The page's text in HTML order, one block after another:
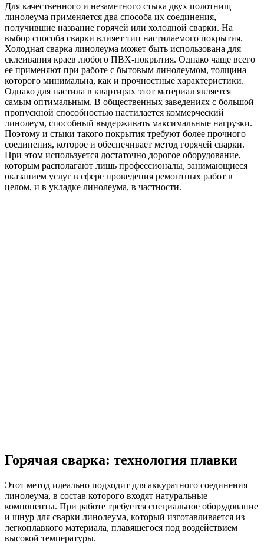
Для качественного и незаметного стыка двух полотнищ
линолеума применяется два способа их соединения,
получившие название горячей или холодной сварки. На
выбор способа сварки влияет тип настилаемого покрытия.
Холодная сварка линолеума может быть использована для
склеивания краев любого ПВХ-покрытия. Однако чаще всего
ее применяют при работе с бытовым линолеумом, толщина
которого минимальна, как и прочностные характеристики.
Однако для настила в квартирах этот материал является
самым оптимальным. В общественных заведениях с большой
пропускной способностью настилается коммерческий
линолеум, способный выдерживать максимальные нагрузки.
Поэтому и стыки такого покрытия требуют более прочного
соединения, которое и обеспечивает метод горячей сварки.
При этом используется достаточно дорогое оборудование,
которым располагают лишь профессионалы, занимающиеся
оказанием услуг в сфере проведения ремонтных работ в
целом, и в укладке линолеума, в частности.
Горячая сварка: технология плавки
Этот метод идеально подходит для аккуратного соединения
линолеума, в состав которого входят натуральные
компоненты. При работе требуется специальное оборудование
и шнур для сварки линолеума, который изготавливается из
легкоплавкого материала, плавящегося под воздействием
высокой температуры.